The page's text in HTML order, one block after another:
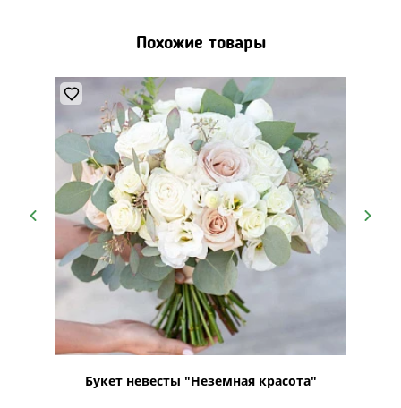
Похожие товары
Букет невесты "Неземная красота"